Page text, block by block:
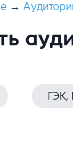
→
ГЭК,